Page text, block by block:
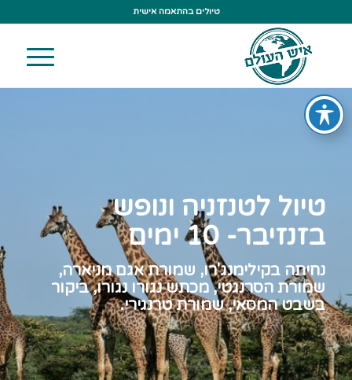
טיולים בהתאמה אישית
טיול לטנזניה ונופש
בזנזיבר- 10 ימים
נחיתה בקילימנג'רו, שמורת אגם מניארה,
שמורת הסרנגטי, מכתש נגורו נגורו, ביקור
בשבט המסאי, שמורת טרנגירי.